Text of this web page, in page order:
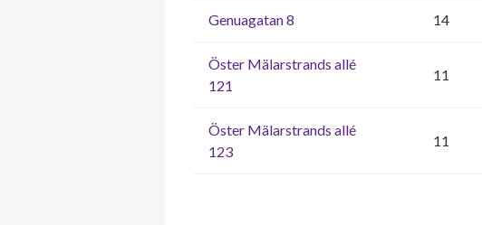
Genuagatan 8 14
Öster Mälarstrands allé
121
11
Öster Mälarstrands allé
123
11